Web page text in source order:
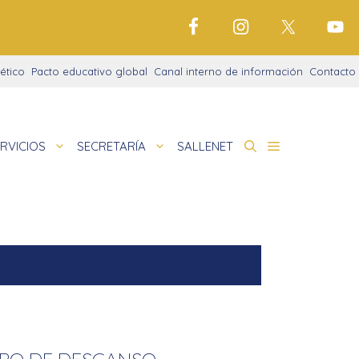
Pacto educativo global Canal interno de información Contacto
didácticas
justo
SECRETARÍA SALLENET